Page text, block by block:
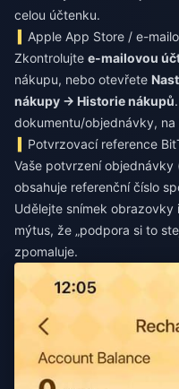
celou účtenku.
Apple App Store / e-
Zkontrolujte e-mailovou
nákupu, nebo otevřete
nákupy → Historie nákupů
dokumentu/objednávky,
Potvrzovací reference
Vaše potvrzení
obsahuje referenční číslo
Udělejte snímek
mýtus, že „podpora si to
zpomaluje.